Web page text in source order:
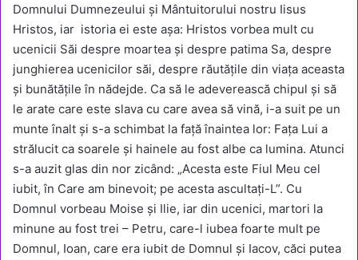
Domnului Dumnezeului şi Mântuitorului nostru Iisus
Hristos, iar istoria ei este aşa: Hristos vorbea mult cu
ucenicii Săi despre moartea şi despre patima Sa, despre
junghierea ucenicilor săi, despre răutăţile din viaţa aceasta
şi bunătăţile în nădejde. Ca să le adeverească chipul şi să
le arate care este slava cu care avea să vină, i-a suit pe un
munte înalt şi s-a schimbat la faţă înaintea lor: Faţa Lui a
strălucit ca soarele şi hainele au fost albe ca lumina. Atunci
s-a auzit glas din nor zicând: „Acesta este Fiul Meu cel
iubit, în Care am binevoit; pe acesta ascultaţi-L”. Cu
Domnul vorbeau Moise şi Ilie, iar din ucenici, martori la
minune au fost trei – Petru, care-l iubea foarte mult pe
Domnul, Ioan, care era iubit de Domnul şi Iacov, căci putea